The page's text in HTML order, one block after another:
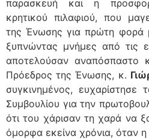
παρασκευή και η
κρητικού πιλαφιού, που
της Ένωσης για πρώτη φορά
ξυπνώντας μνήμες από τις
αποτελούσαν αναπόσπαστο
Πρόεδρος της Ένωσης, κ.
συγκινημένος, ευχαρίστησε
Συμβουλίου για την
ότι του χάρισαν τη χαρά να
όμορφα εκείνα χρόνια, όταν